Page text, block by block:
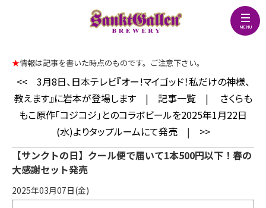
★情報は記事を書いた時点のものです。ご注意下さい。
<<
3月8日、日本テレビ『オー!マイゴッド！私だけの神様、
教えます』に岩本が登場します| 記事一覧|
さくらも
もこ原作「コジコジ」とのコラボビールを2025年1月22日
(水)よりタップルームにて発売| >>
【サンクトの日】クール便で届いて1本500円以下！春の
大感謝セット発売
2025年03月07日(金)